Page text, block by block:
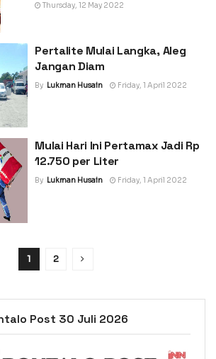
Thursday, 12 May 2022
Pertalite Mulai Langka, Aleg
Jangan Diam
By Lukman Husain Friday, 1 April 2022
Mulai Hari Ini Pertamax Jadi Rp
12.750 per Liter
By Lukman Husain Friday, 1 April 2022
1 2
Post 30 Juli 2026